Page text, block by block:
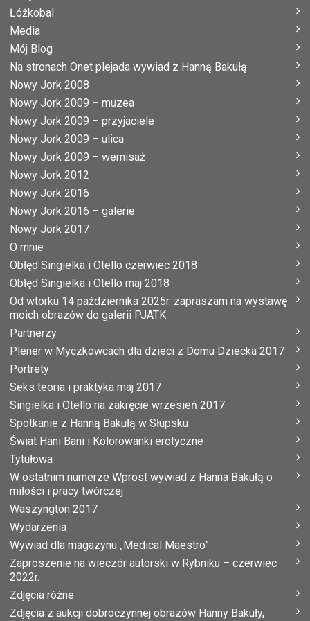
Łóżkobal
Media
Mój Blog
Na stronach Onet plejada wywiad z Hanną Bakułą
Nowy Jork 2008
Nowy Jork 2009 – muzea
Nowy Jork 2009 – przyjaciele
Nowy Jork 2009 – ulica
Nowy Jork 2009 – wernisaż
Nowy Jork 2012
Nowy Jork 2016
Nowy Jork 2016 – galerie
Nowy Jork 2017
O mnie
Obłęd Singielka i Otello czerwiec 2018
Obłęd Singielka i Otello maj 2018
Od wtorku 14 października 2025r. zapraszam na wystawę
moich obrazów do galerii PJATK
Partnerzy
Plener w Myczkowcach dla dzieci z Domu Dziecka 2017
Portrety
Seks teoria i praktyka maj 2017
Singielka i Otello na zakręcie wrzesień 2017
Spotkanie z Hanną Bakułą w Słupsku
Świat Hani Bani i Kolorowanki erotyczne
Tytułowa
W ostatnim numerze Wprost wywiad z Hanna Bakułą o
miłości i pracy twórczej
Waszyngton 2017
Wydarzenia
Wywiad dla magazynu „Medical Maestro”
Zaproszenie na wieczór autorski w Rybniku – czerwiec
2022r.
Zdjęcia różne
Zdjęcia z aukcji dobroczynnej obrazów Hanny Bakuły,